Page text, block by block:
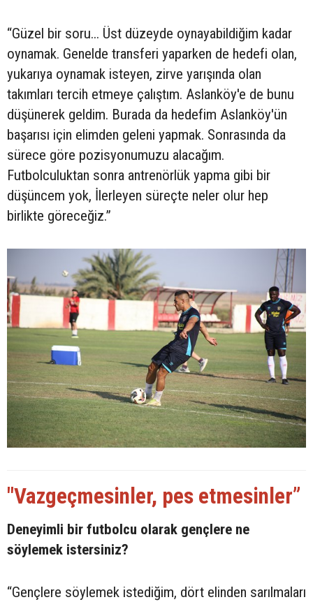
“Güzel bir soru... Üst düzeyde oynayabildiğim kadar
oynamak. Genelde transferi yaparken de hedefi olan,
yukarıya oynamak isteyen, zirve yarışında olan
takımları tercih etmeye çalıştım. Aslanköy'e de bunu
düşünerek geldim. Burada da hedefim Aslanköy'ün
başarısı için elimden geleni yapmak. Sonrasında da
sürece göre pozisyonumuzu alacağım.
Futbolculuktan sonra antrenörlük yapma gibi bir
düşüncem yok, İlerleyen süreçte neler olur hep
birlikte göreceğiz.”
"Vazgeçmesinler, pes etmesinler”
Deneyimli bir futbolcu olarak gençlere ne
söylemek istersiniz?
“Gençlere söylemek istediğim, dört elinden sarılmaları